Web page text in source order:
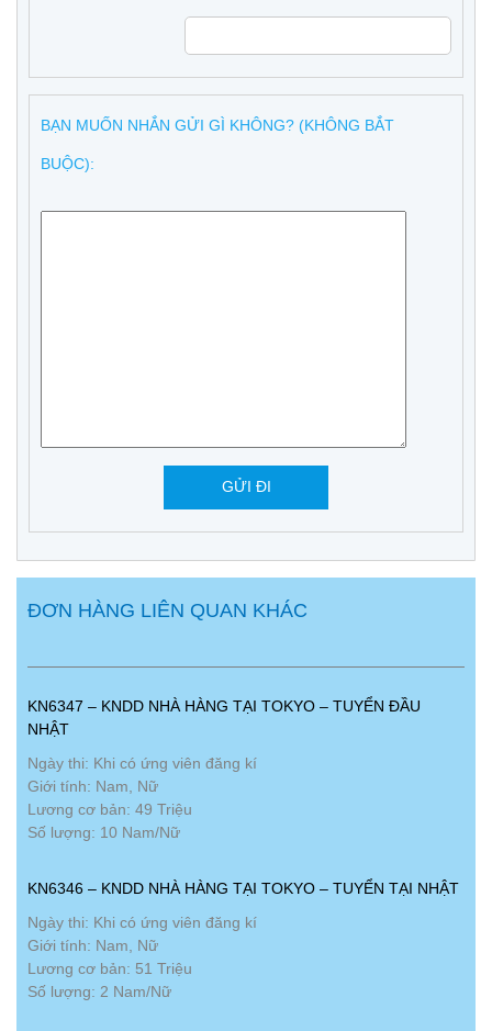
BẠN MUỐN NHẮN GỬI GÌ KHÔNG? (KHÔNG BẮT
BUỘC):
ĐƠN HÀNG LIÊN QUAN KHÁC
KN6347 – KNDD NHÀ HÀNG TẠI TOKYO – TUYỂN ĐẦU
NHẬT
Ngày thi: Khi có ứng viên đăng kí
Giới tính: Nam, Nữ
Lương cơ bản: 49 Triệu
Số lượng: 10 Nam/Nữ
KN6346 – KNDD NHÀ HÀNG TẠI TOKYO – TUYỂN TẠI NHẬT
Ngày thi: Khi có ứng viên đăng kí
Giới tính: Nam, Nữ
Lương cơ bản: 51 Triệu
Số lượng: 2 Nam/Nữ